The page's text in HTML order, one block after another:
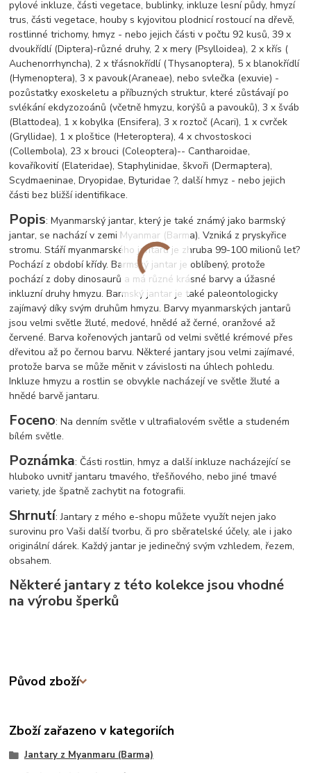
pylové inkluze, části vegetace, bublinky, inkluze lesní půdy, hmyzí
trus, části vegetace, houby s kyjovitou plodnicí rostoucí na dřevě,
rostlinné trichomy, hmyz - nebo jejich části v počtu 92 kusů, 39 x
dvoukřídlí (Diptera)-různé druhy, 2 x mery (Psylloidea), 2 x křís (
Auchenorrhyncha), 2 x třásnokřídlí (Thysanoptera), 5 x blanokřídlí
(Hymenoptera), 3 x pavouk(Araneae), nebo svlečka (exuvie) -
pozůstatky exoskeletu a příbuzných struktur, které zůstávají po
svlékání ekdyzozoánů (včetně hmyzu, korýšů a pavouků), 3 x šváb
(Blattodea), 1 x kobylka (Ensifera), 3 x roztoč (Acari), 1 x cvrček
(Gryllidae), 1 x ploštice (Heteroptera), 4 x chvostoskoci
(Collembola), 23 x brouci (Coleoptera)-- Cantharoidae,
kovaříkovití (Elateridae), Staphylinidae, škvoři (Dermaptera),
Scydmaeninae, Dryopidae, Byturidae ?, další hmyz - nebo jejich
části bez bližší identifikace.
Popis: Myanmarský jantar, který je také známý jako barmský
jantar, se nachází v zemi Myanmar (Barma). Vzniká z pryskyřice
stromu. Stáří myanmarského jantaru je zhruba 99-100 milionů let?
Pochází z období křídy. Barmský jantar je oblíbený, protože
pochází z doby dinosaurů a má různé krásné barvy a úžasné
inkluzní druhy hmyzu. Barmský jantar je také paleontologicky
zajímavý díky svým druhům hmyzu. Barvy myanmarských jantarů
jsou velmi světle žluté, medové, hnědé až černé, oranžové až
červené. Barva kořenových jantarů od velmi světlé krémové přes
dřevitou až po černou barvu. Některé jantary jsou velmi zajímavé,
protože barva se může měnit v závislosti na úhlech pohledu.
Inkluze hmyzu a rostlin se obvykle nacházejí ve světle žluté a
hnědé barvě jantaru.
Foceno: Na denním světle v ultrafialovém světle a studeném
bílém světle.
Poznámka: Části rostlin, hmyz a další inkluze nacházející se
hluboko uvnitř jantaru tmavého, třešňového, nebo jiné tmavé
variety, jde špatně zachytit na fotografii.
Shrnutí: Jantary z mého e-shopu můžete využít nejen jako
surovinu pro Vaši další tvorbu, či pro sběratelské účely, ale i jako
originální dárek. Každý jantar je jedinečný svým vzhledem, řezem,
obsahem.
Některé jantary z této kolekce jsou vhodné
na výrobu šperků
Původ zboží
Zboží zařazeno v kategoriích
Jantary z Myanmaru (Barma)